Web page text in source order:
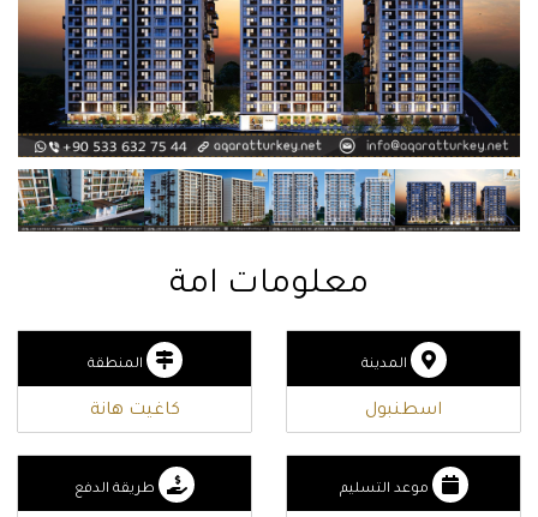
معلومات امة
المدينة
اسطنبول
المنطقة
كاغيت هانة
موعد التسليم طريقة الدفع